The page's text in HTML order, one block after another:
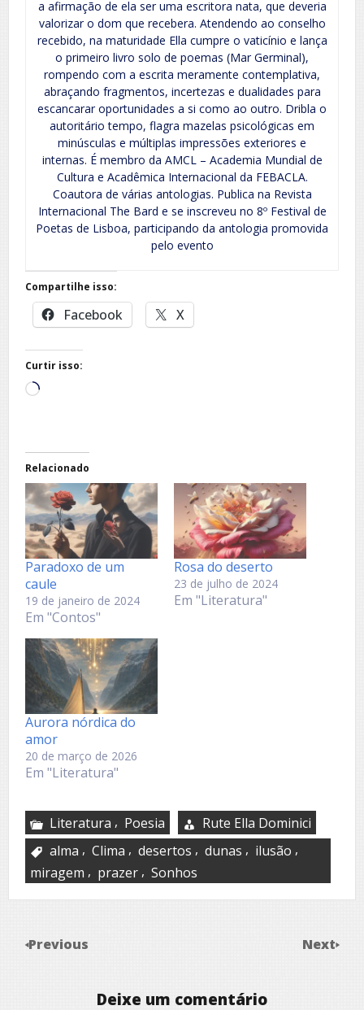
a afirmação de ela ser uma escritora nata, que deveria
valorizar o dom que recebera. Atendendo ao conselho
recebido, na maturidade Ella cumpre o vaticínio e lança
o primeiro livro solo de poemas (Mar Germinal),
rompendo com a escrita meramente contemplativa,
abraçando fragmentos, incertezas e dualidades para
escancarar oportunidades a si como ao outro. Dribla o
autoritário tempo, flagra mazelas psicológicas em
minúsculas e múltiplas impressões exteriores e
internas. É membro da AMCL – Academia Mundial de
Cultura e Acadêmica Internacional da FEBACLA.
Coautora de várias antologias. Publica na Revista
Internacional The Bard e se inscreveu no 8º Festival de
Poetas de Lisboa, participando da antologia promovida
pelo evento
Compartilhe isso:
Facebook X
Curtir isso:
Carregando...
Relacionado
Paradoxo de um
caule
19 de janeiro de 2024
Em "Contos"
Rosa do deserto
23 de julho de 2024
Em "Literatura"
Aurora nórdica do
amor
20 de março de 2026
Em "Literatura"
Literatura , Poesia
Rute Ella Dominici
alma , Clima , desertos , dunas , ilusão ,
miragem , prazer , Sonhos
Previous Next
Deixe um comentário